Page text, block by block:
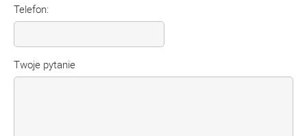
Telefon:
Twoje pytanie